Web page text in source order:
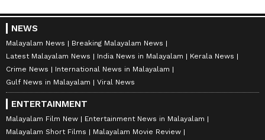
NEWS
Malayalam News
Breaking Malayalam News
Latest Malayalam News
India News in Malayalam
Kerala News
Crime News
International News in Malayalam
Gulf News in Malayalam
Viral News
ENTERTAINMENT
Malayalam Film New
Entertainment News in Malayalam
Malayalam Short Films
Malayalam Movie Review